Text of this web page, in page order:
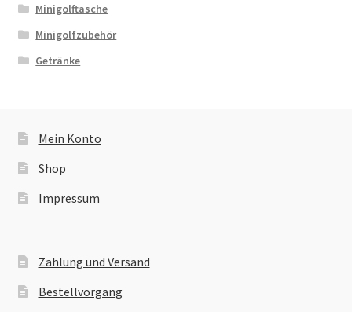
Minigolftasche
Minigolfzubehör
Getränke
Mein Konto
Shop
Impressum
Zahlung und Versand
Bestellvorgang